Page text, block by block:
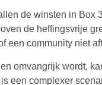
de winsten in
de heffingsvrije
een community niet
omvangrijk wordt,
een complexer